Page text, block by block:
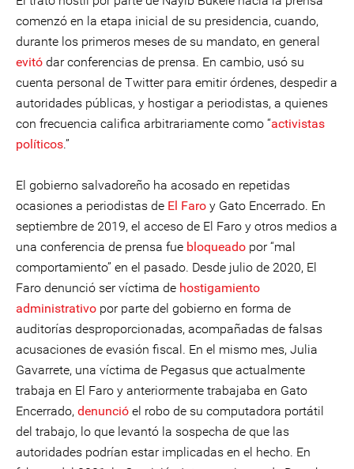
comenzó en la etapa inicial de su presidencia, cuando,
durante los primeros meses de su mandato, en general
evitó dar conferencias de prensa. En cambio, usó su
cuenta personal de Twitter para emitir órdenes, despedir a
autoridades públicas, y hostigar a periodistas, a quienes
con frecuencia califica arbitrariamente como “activistas
políticos.”
El gobierno salvadoreño ha acosado en repetidas
ocasiones a periodistas de El Faro y Gato Encerrado. En
septiembre de 2019, el acceso de El Faro y otros medios a
una conferencia de prensa fue bloqueado por “mal
comportamiento” en el pasado. Desde julio de 2020, El
Faro denunció ser víctima de hostigamiento
administrativo por parte del gobierno en forma de
auditorías desproporcionadas, acompañadas de falsas
acusaciones de evasión fiscal. En el mismo mes, Julia
Gavarrete, una víctima de Pegasus que actualmente
trabaja en El Faro y anteriormente trabajaba en Gato
Encerrado, denunció el robo de su computadora portátil
del trabajo, lo que levantó la sospecha de que las
autoridades podrían estar implicadas en el hecho. En